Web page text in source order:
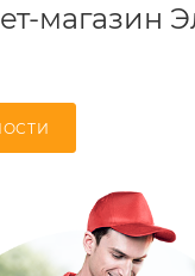
магазин